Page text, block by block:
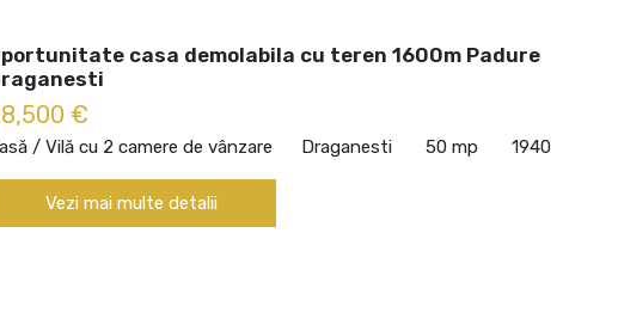
casa demolabila cu teren 1600m Padure
€
/ Vilă cu 2 camere de vânzare Draganesti 50 mp 1940
Vezi mai multe detalii